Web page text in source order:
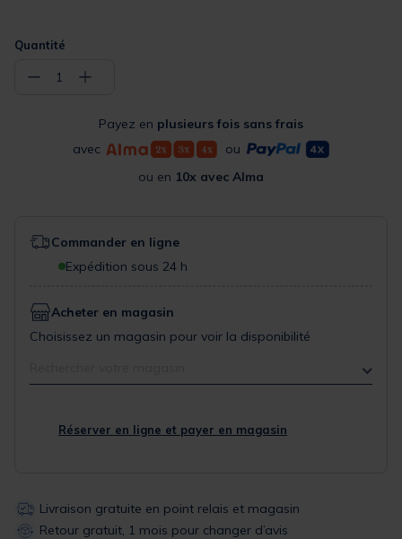
Quantité
− 1 +
Payez en plusieurs fois sans frais
avec
ou
ou en 10x avec Alma
Commander en ligne
Expédition sous 24 h
Acheter en magasin
Choisissez un magasin pour voir la disponibilité
Réserver en ligne et payer en magasin
Livraison gratuite en point relais et magasin
Retour gratuit, 1 mois pour changer d’avis